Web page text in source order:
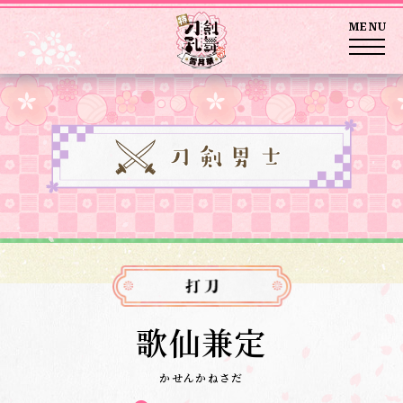
MENU
歌仙兼定
かせんかねさだ